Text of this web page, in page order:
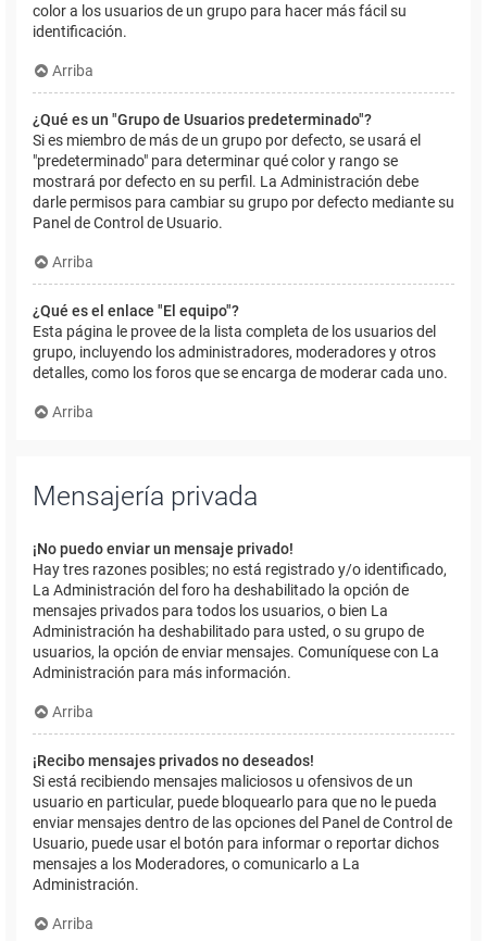
color a los usuarios de un grupo para hacer más fácil su
identificación.
Arriba
¿Qué es un "Grupo de Usuarios predeterminado"?
Si es miembro de más de un grupo por defecto, se usará el
"predeterminado" para determinar qué color y rango se
mostrará por defecto en su perfil. La Administración debe
darle permisos para cambiar su grupo por defecto mediante su
Panel de Control de Usuario.
Arriba
¿Qué es el enlace "El equipo"?
Esta página le provee de la lista completa de los usuarios del
grupo, incluyendo los administradores, moderadores y otros
detalles, como los foros que se encarga de moderar cada uno.
Arriba
Mensajería privada
¡No puedo enviar un mensaje privado!
Hay tres razones posibles; no está registrado y/o identificado,
La Administración del foro ha deshabilitado la opción de
mensajes privados para todos los usuarios, o bien La
Administración ha deshabilitado para usted, o su grupo de
usuarios, la opción de enviar mensajes. Comuníquese con La
Administración para más información.
Arriba
¡Recibo mensajes privados no deseados!
Si está recibiendo mensajes maliciosos u ofensivos de un
usuario en particular, puede bloquearlo para que no le pueda
enviar mensajes dentro de las opciones del Panel de Control de
Usuario, puede usar el botón para informar o reportar dichos
mensajes a los Moderadores, o comunicarlo a La
Administración.
Arriba